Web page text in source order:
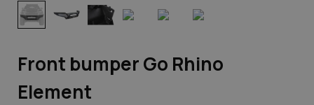
Front bumper Go Rhino
Element